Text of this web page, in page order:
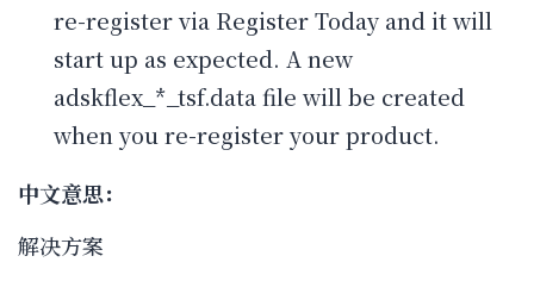
re-register via Register Today and it will
start up as expected. A new
adskflex_*_tsf.data file will be created
when you re-register your product.
中文意思：
解决方案